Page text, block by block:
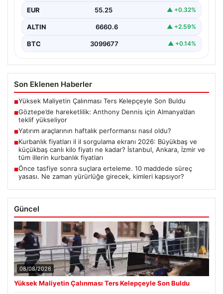
EUR 55.25 ▲ +0.32%
ALTIN 6660.6 ▲ +2.59%
BTC 3099677 ▲ +0.14%
Son Eklenen Haberler
■Yüksek Maliyetin Çalınması Ters Kelepçeyle Son Buldu
■Göztepe’de hareketlilik: Anthony Dennis için Almanya’dan
teklif yükseliyor
■Yatırım araçlarının haftalık performansı nasıl oldu?
■Kurbanlık fiyatları il il sorgulama ekranı 2026: Büyükbaş ve
küçükbaş canlı kilo fiyatı ne kadar? İstanbul, Ankara, İzmir ve
tüm illerin kurbanlık fiyatları
■Önce tasfiye sonra suçlara erteleme. 10 maddede süreç
yasası. Ne zaman yürürlüğe girecek, kimleri kapsıyor?
Güncel
08/08/2026
Yüksek Maliyetin Çalınması Ters Kelepçeyle Son Buldu